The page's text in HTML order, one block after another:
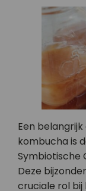
Een
kombucha is
Symbiotische
Deze
cruciale rol